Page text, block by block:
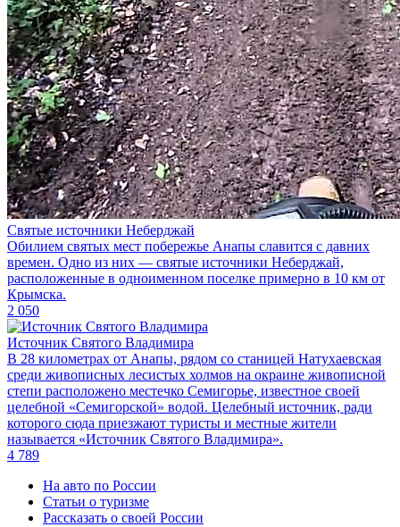
Святые источники Неберджай
Обилием святых мест побережье Анапы славится с давних
времен. Одно из них ― святые источники Неберджай,
расположенные в одноименном поселке примерно в 10 км от
Крымска.
2 050
Источник Святого Владимира
В 28 километрах от Анапы, рядом со станицей Натухаевская
среди живописных лесистых холмов на окраине живописной
степи расположено местечко Семигорье, известное своей
целебной «Семигорской» водой. Целебный источник, ради
которого сюда приезжают туристы и местные жители
называется «Источник Святого Владимира».
4 789
На авто по России
Статьи о туризме
Рассказать о своей России